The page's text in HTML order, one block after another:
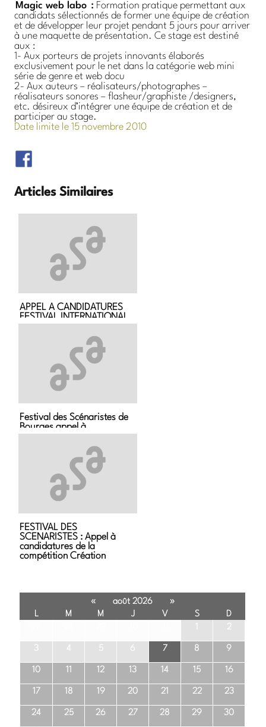
Magic web labo : Formation pratique permettant aux
candidats sélectionnés de former une équipe de création
et de développer leur projet pendant 5 jours pour arriver
à une maquette de présentation. Ce stage est destiné
aux :
1- Aux porteurs de projets innovants élaborés
exclusivement pour le net dans la catégorie web mini
série de genre et web docu
2- Aux auteurs – réalisateurs/photographes –
réalisateurs sonores – flasheur/graphiste /designers,
etc. désireux d’intégrer une équipe de création et de
participer au stage.
Date limite le 15 novembre 2010
Articles Similaires
APPEL A CANDIDATURES
FESTIVAL INTERNATIONAL
Festival des Scénaristes de
Bourges appel à
Candidature
FESTIVAL DES
SCENARISTES : Appel à
candidatures de la
compétition Création
« août 2026 »
L M M J V S
D
2
3 4 5 6 7 8 9
10 11 12 13 14 15 16
17 18 19 20 21 22 23
24 25 26 27 28 29 30